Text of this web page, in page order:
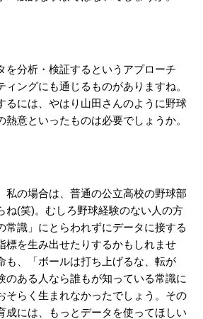
を分析・検証するというアプローチ
ィングにも通じるものがありますね。
るには、やはり山田さんのように野球
意といったものは必要でしょうか。
私の場合は、普通の公立高校の野球部
ね(笑)。むしろ野球経験のない人の方
常識」にとらわれずにデータに接する
標を生み出せたりするかもしれませ
も、「ボールは打ち上げるな、転が
のある人なら誰もが知っている常識に
そらく生まれなかったでしょう。その
成には、もっとデータを使ってほしい